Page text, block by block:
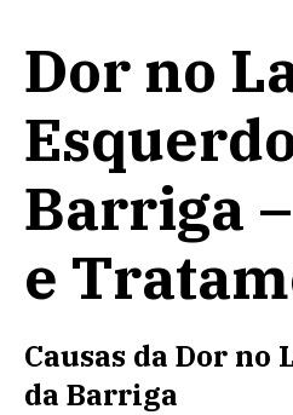
Dor no
Barriga
e
Causas da Dor no
da Barriga